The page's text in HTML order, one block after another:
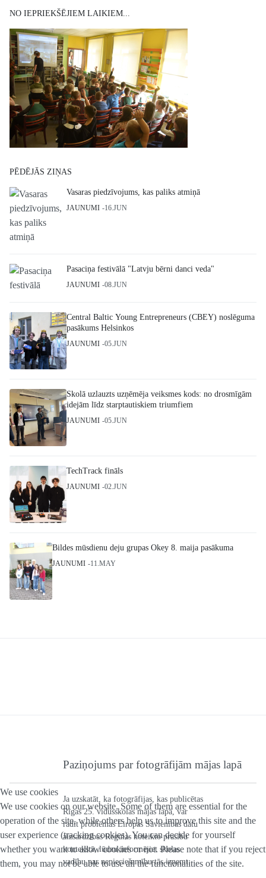
NO IEPRIEKŠĒJIEM LAIKIEM...
PĒDĒJĀS ZIŅAS
Vasaras piedzīvojums, kas paliks atmiņā
JAUNUMI 16.JUN
Pasaciņa festivālā "Latvju bērni danci veda"
JAUNUMI 08.JUN
Central Baltic Young Entrepreneurs (CBEY) noslēguma
pasākums Helsinkos
JAUNUMI 05.JUN
Skolā uzlauzts uzņēmēja veiksmes kods: no drosmīgām
idejām līdz starptautiskiem triumfiem
JAUNUMI 05.JUN
TechTrack fināls
JAUNUMI 02.JUN
Bildes mūsdienu deju grupas Okey 8. maija pasākuma
JAUNUMI 11.MAY
Paziņojums par fotogrāfijām mājas lapā
Ja uzskatāt, ka fotogrāfijas, kas publicētas
Rīgas 25. vidusskolas mājas lapā, var
radīt problēmas Eiropas Savienības datu
aizsardzības Regulas noteikto prasību
kontekstā, lūdzu informējiet skolas
vadību par nepieciešamību tās izņemt.
We use cookies
We use cookies on our website. Some of them are essential for the
operation of the site, while others help us to improve this site and the
user experience (tracking cookies). You can decide for yourself
whether you want to allow cookies or not. Please note that if you reject
them, you may not be able to use all the functionalities of the site.